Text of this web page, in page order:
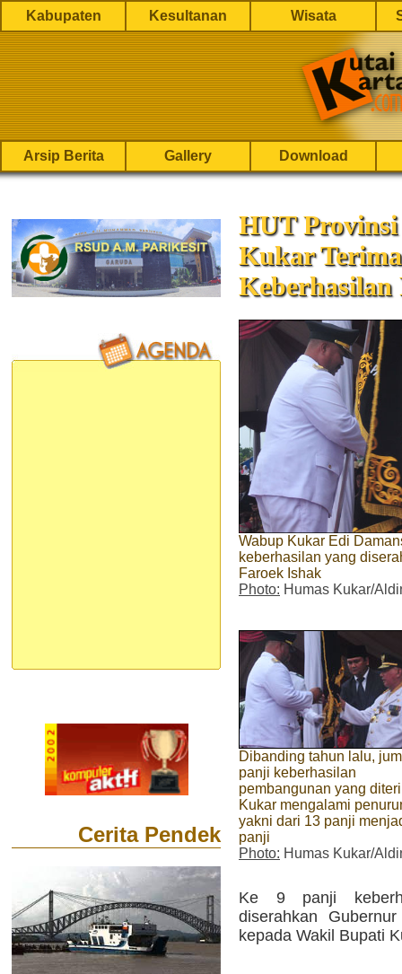
Kabupaten Kesultanan Wisata
Arsip Berita Gallery Download
Cerita Pendek
HUT
Kukar
Keberhasilan
Wabup Kukar Edi
keberhasilan yang
Faroek Ishak
Photo: Humas Kukar/
Dibanding tahun lalu,
panji keberhasilan
pembangunan yang
Kukar mengalami
yakni dari 13 panji
panji
Photo: Humas Kukar/
Ke 9 panji
diserahkan
kepada Wakil Bupati